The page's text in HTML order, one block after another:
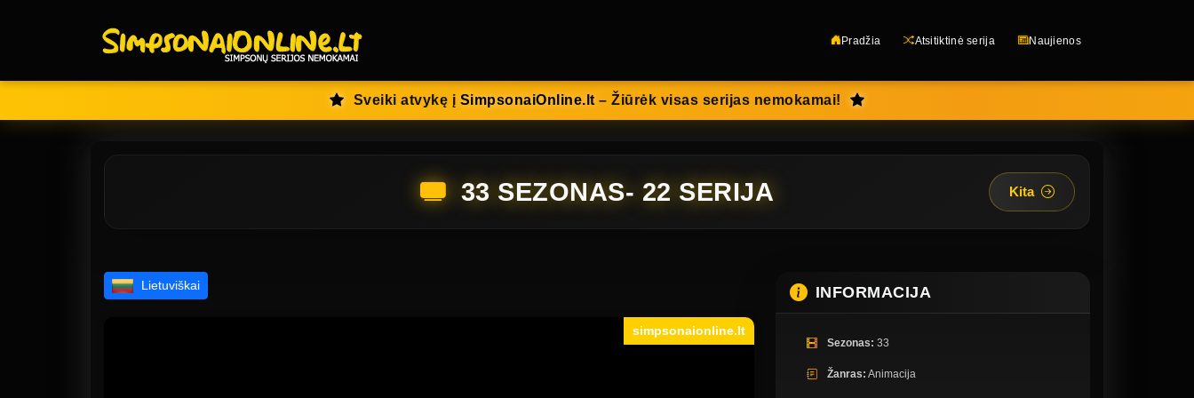
Pradžia Atsitiktinė serija Naujienos
Sveiki atvykę į SimpsonaiOnline.lt – Žiūrėk visas serijas nemokamai!
33 SEZONAS- 22 SERIJA Kita
Lietuviškai
simpsonaionline.lt
INFORMACIJA
Sezonas: 33
Žanras: Animacija